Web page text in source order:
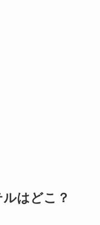
はどこ？